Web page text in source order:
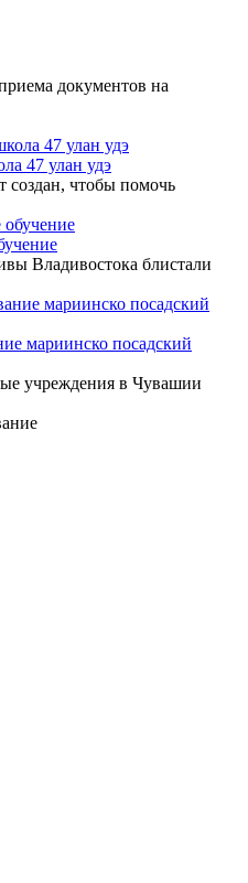
документов на
47 улан удэ
создан, чтобы помочь
Владивостока блистали
мариинско посадский
учреждения в Чувашии